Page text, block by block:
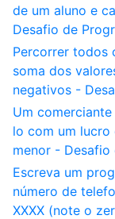
de um aluno e
Desafio de
Percorrer todos
soma dos
negativos -
Um
lo com um
menor - Desafio
Escreva um
número de
XXXX (note o